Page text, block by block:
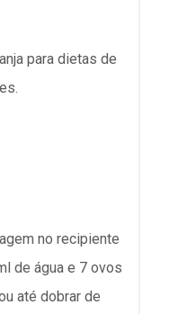
para dietas de
no recipiente
de água e 7 ovos
até dobrar de